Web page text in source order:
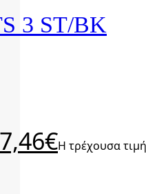
3 ST/BK
€Η τρέχουσα